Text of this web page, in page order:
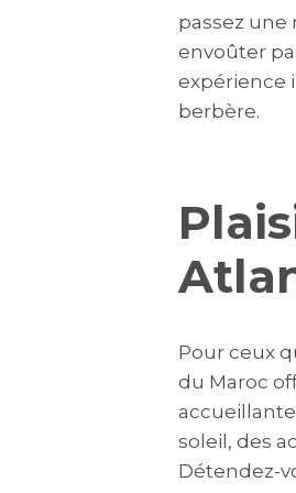
passez une
envoûter
expérience
berbère.
Pour ceux
du Maroc
soleil, des
Détendez-